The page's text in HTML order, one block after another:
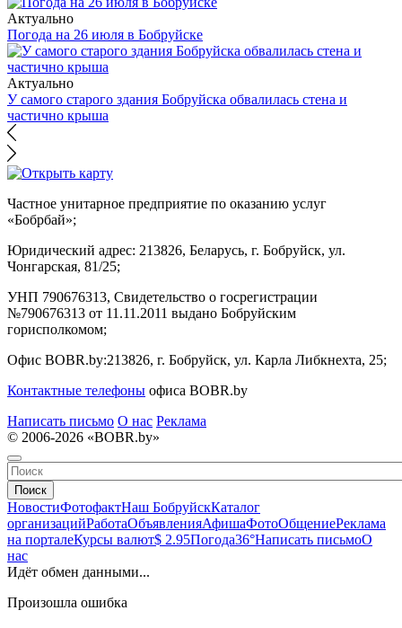
Актуально
Погода на 26 июля в Бобруйске
Актуально
У самого старого здания Бобруйска обвалилась стена и
частично крыша
Частное унитарное предприятие по оказанию услуг
«Бобрбай»;
Юридический адрес: 213826, Беларусь, г. Бобруйск, ул.
Чонгарская, 81/25;
УНП 790676313, Свидетельство о госрегистрации
№790676313 от 11.11.2011 выдано Бобруйским
горисполкомом;
Офис BOBR.by:213826, г. Бобруйск, ул. Карла Либкнехта, 25;
Контактные телефоны офиса BOBR.by
Написать письмо О нас Реклама
© 2006-2026 «BOBR.by»
Поиск
НовостиФотофактНаш БобруйскКаталог
организацийРаботаОбъявленияАфишаФотоОбщениеРеклама
на порталеКурсы валют$ 2.95Погода36°Написать письмоО
нас
Идёт обмен данными...
Произошла ошибка